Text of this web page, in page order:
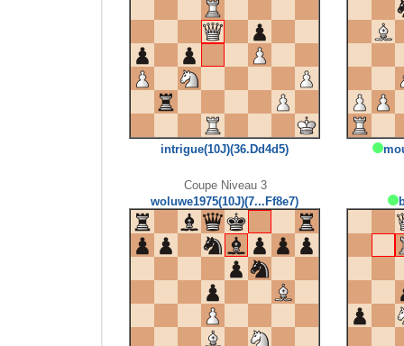
intrigue(10J)(36.Dd4d5)
Coupe Niveau 3
woluwe1975(10J)(7...Ff8e7)